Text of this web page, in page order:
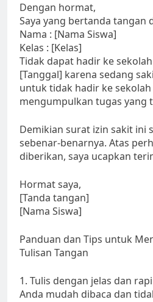
Dengan hormat,
Saya yang bertanda tangan
Nama : [Nama Siswa]
Kelas : [Kelas]
Tidak dapat hadir ke
[Tanggal] karena sedang
untuk tidak hadir ke
mengumpulkan tugas yang
Demikian surat izin sakit ini
sebenar-benarnya. Atas
diberikan, saya ucapkan
Hormat saya,
[Tanda tangan]
[Nama Siswa]
Panduan dan Tips untuk
Tulisan Tangan
1. Tulis dengan jelas dan
Anda mudah dibaca dan